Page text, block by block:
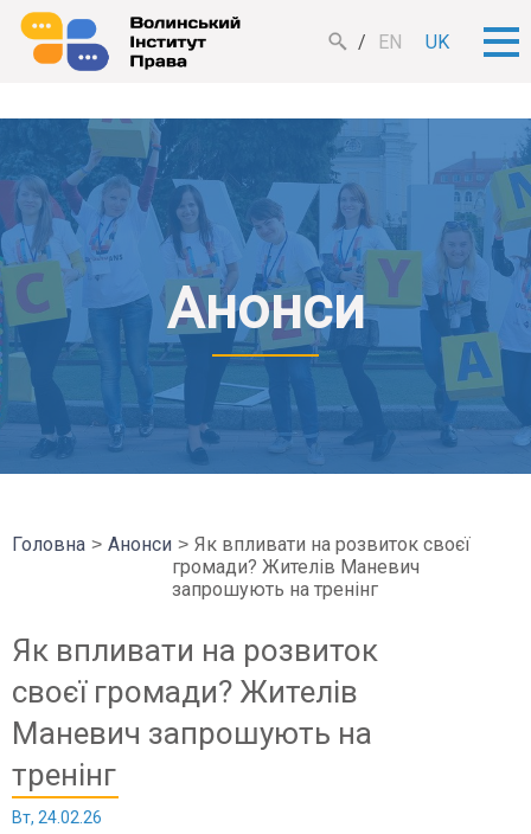
EN UK
Анонси
Головна Анонси
Як впливати на розвиток своєї
громади? Жителів Маневич
запрошують на тренінг
Як впливати на розвиток
своєї громади? Жителів
Маневич запрошують на
тренінг
Вт, 24.02.26